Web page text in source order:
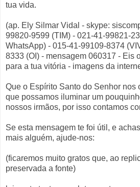
tua vida.
(ap. Ely Silmar Vidal - skype:
99820-9599 (TIM) - 021-41-99821-
WhatsApp) - 015-41-99109-8374
8333 (OI) - mensagem 060317 - Eis
para a tua vitória - imagens da
Que o Espírito Santo do Senhor nos
que possamos iluminar um
nossos irmãos, por isso contamos
Se esta mensagem te foi útil, e
mais alguém, ajude-nos:
(ficaremos muito gratos que, ao
preservada a fonte)